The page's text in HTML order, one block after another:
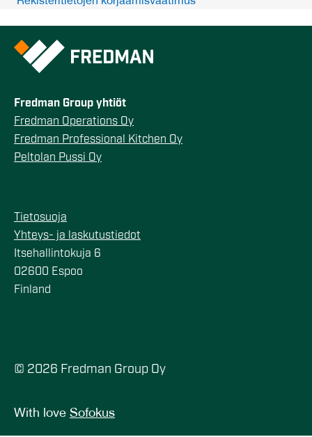
Fredman Group yhtiöt
Fredman Operations Oy
Fredman Professional Kitchen Oy
Peltolan Pussi Oy
Tietosuoja
Yhteys- ja laskutustiedot
Itsehallintokuja 6
02600 Espoo
Finland
© 2026 Fredman Group Oy
With love Sofokus